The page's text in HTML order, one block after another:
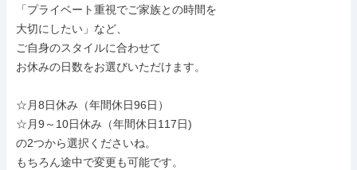
「プライベート重視でご家族との時間を
大切にしたい」など、
ご自身のスタイルに合わせて
お休みの日数をお選びいただけます。
☆月8日休み（年間休日96日）
☆月9～10日休み（年間休日117日)
の2つから選択くださいね。
もちろん途中で変更も可能です。